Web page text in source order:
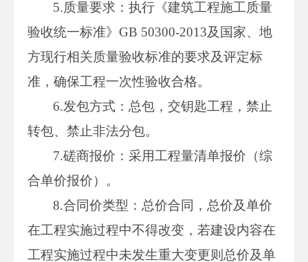
5.质量要求：执行《建筑工程施工质量
验收统一标准》GB 50300-2013及国家、地
方现行相关质量验收标准的要求及评定标
准，确保工程一次性验收合格。
6.发包方式：总包，交钥匙工程，禁止
转包、禁止非法分包。
7.磋商报价：采用工程量清单报价（综
合单价报价）。
8.合同价类型：总价合同，总价及单价
在工程实施过程中不得改变，若建设内容在
工程实施过程中未发生重大变更则总价及单